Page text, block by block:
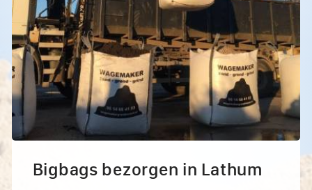
Bigbags bezorgen in Lathum